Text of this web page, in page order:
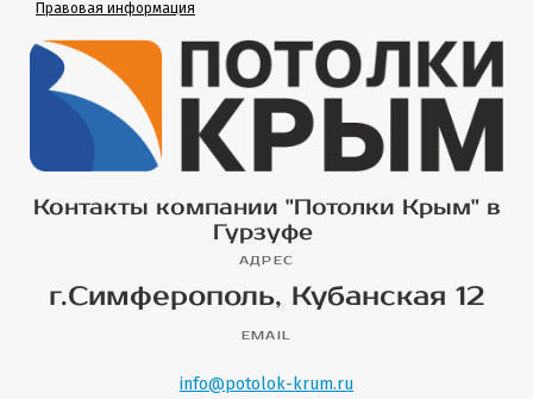
Правовая информация
Контакты компании "Потолки Крым" в
Гурзуфе
АДРЕС
г.Симферополь, Кубанская 12
EMAIL
info@potolok-krum.ru